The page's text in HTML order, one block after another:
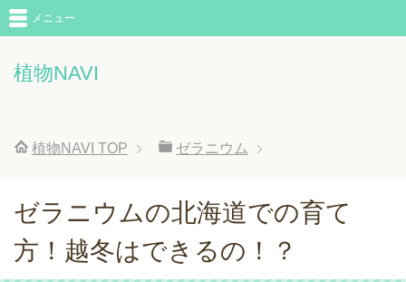
植物NAVI
メニュー
植物NAVI TOP ゼラニウム
ゼラニウムの北海道での育て
方！越冬はできるの！？